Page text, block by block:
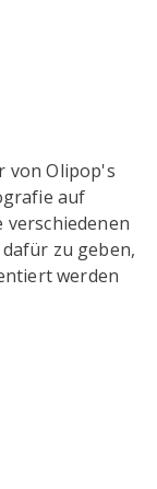
von Olipop's
auf
verschiedenen
zu geben,
werden